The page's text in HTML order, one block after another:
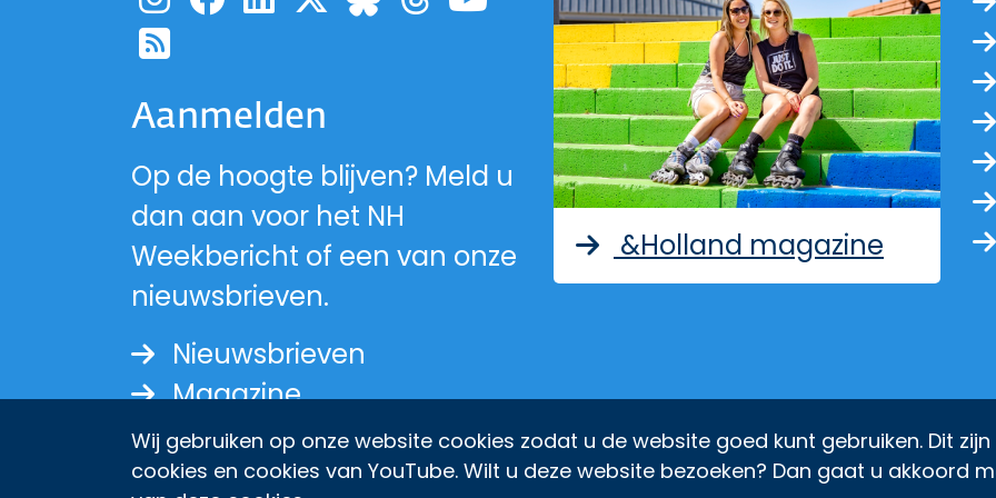
Wij gebruiken op onze website cookies zodat u de website goed kunt gebruiken. Dit
cookies en cookies van YouTube. Wilt u deze website bezoeken? Dan gaat u akkoord
Ga naar de pagina van provincie
Ga naar de RSS-feed met nieuwsberichten van
Aanmelden
Op de hoogte blijven? Meld u
dan aan voor het NH
Weekbericht of een van onze
nieuwsbrieven.
Nieuwsbrieven
Magazine
&Holland magazine